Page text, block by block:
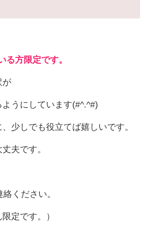
る方限定です。
が
うにしています(#^.^#)
少しでも役立てば嬉しいです。
夫です。
ください。
定です。）